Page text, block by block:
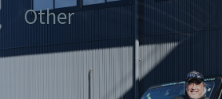
Other